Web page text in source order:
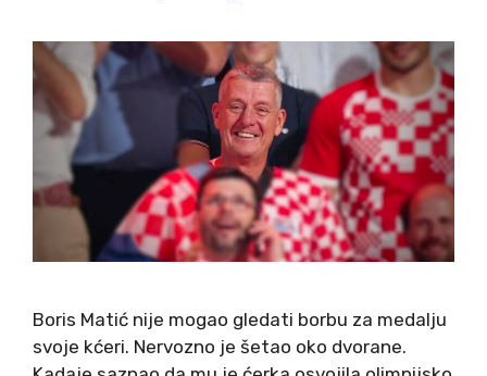
Boris Matić nije mogao gledati borbu za medalju
svoje kćeri. Nervozno je šetao oko dvorane.